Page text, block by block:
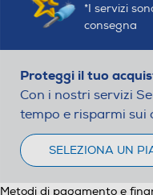
*I servizi
consegna
Proteggi il tuo
Con i nostri servizi
tempo e risparmi sui
SELEZIONA UN
Metodi di pagamento e